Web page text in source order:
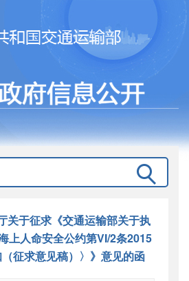
关于征求《交通运输部关于执
上人命安全公约第VI/2条2015
征求意见稿）〉》意见的函